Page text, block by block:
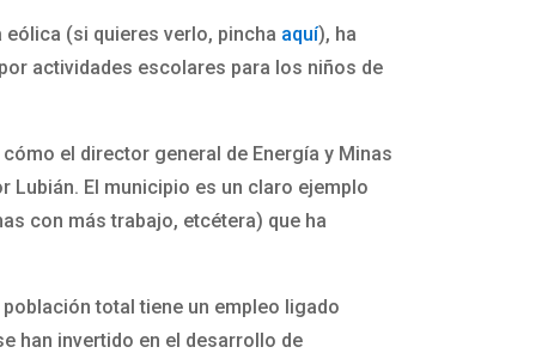
eólica (si quieres verlo, pincha aquí), ha
actividades escolares para los niños de
el director general de Energía y Minas
Lubián. El municipio es un claro ejemplo
con más trabajo, etcétera) que ha
total tiene un empleo ligado
han invertido en el desarrollo de